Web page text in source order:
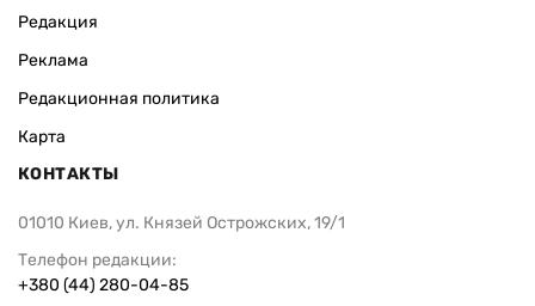
Редакция
Реклама
Редакционная политика
Карта
КОНТАКТЫ
01010 Киев, ул. Князей Острожских, 19/1
Телефон редакции:
+380 (44) 280-04-85